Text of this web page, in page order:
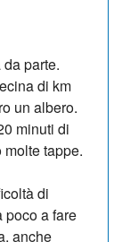
parte.
di km
un albero.
minuti di
tappe.
di
poco a fare
anche